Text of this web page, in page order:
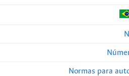
Normas para